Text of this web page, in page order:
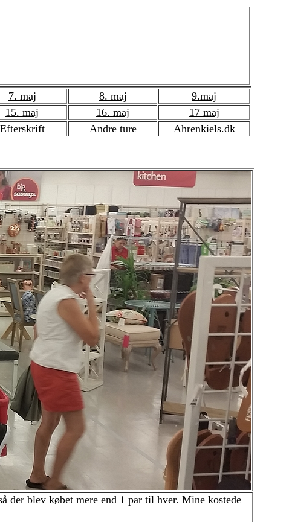
7. maj 8. maj
9.maj
15. maj 16. maj
17 maj
Efterskrift Andre ture Ahrenkiels.dk
der blev købet mere end 1 par til hver. Mine kostede